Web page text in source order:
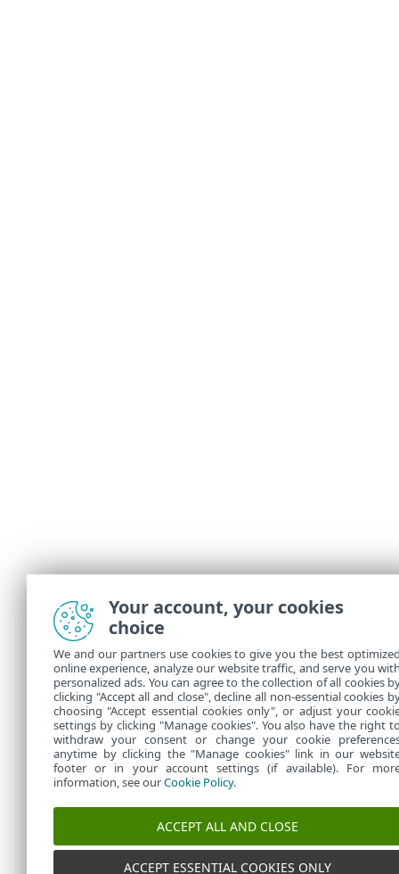
Your account, your cookies
choice
We and our partners use cookies to give you the best
online experience, analyze our website traffic, and serve you
personalized ads. You can agree to the collection of all cookies
clicking "Accept all and close", decline all non-essential cookies
choosing "Accept essential cookies only", or adjust your
settings by clicking "Manage cookies". You also have the right
withdraw your consent or change your cookie
anytime by clicking the "Manage cookies" link in our
footer or in your account settings (if available). For
information, see ourCookie Policy.
ACCEPT ALL AND CLOSE
ACCEPT ESSENTIAL COOKIES ONLY